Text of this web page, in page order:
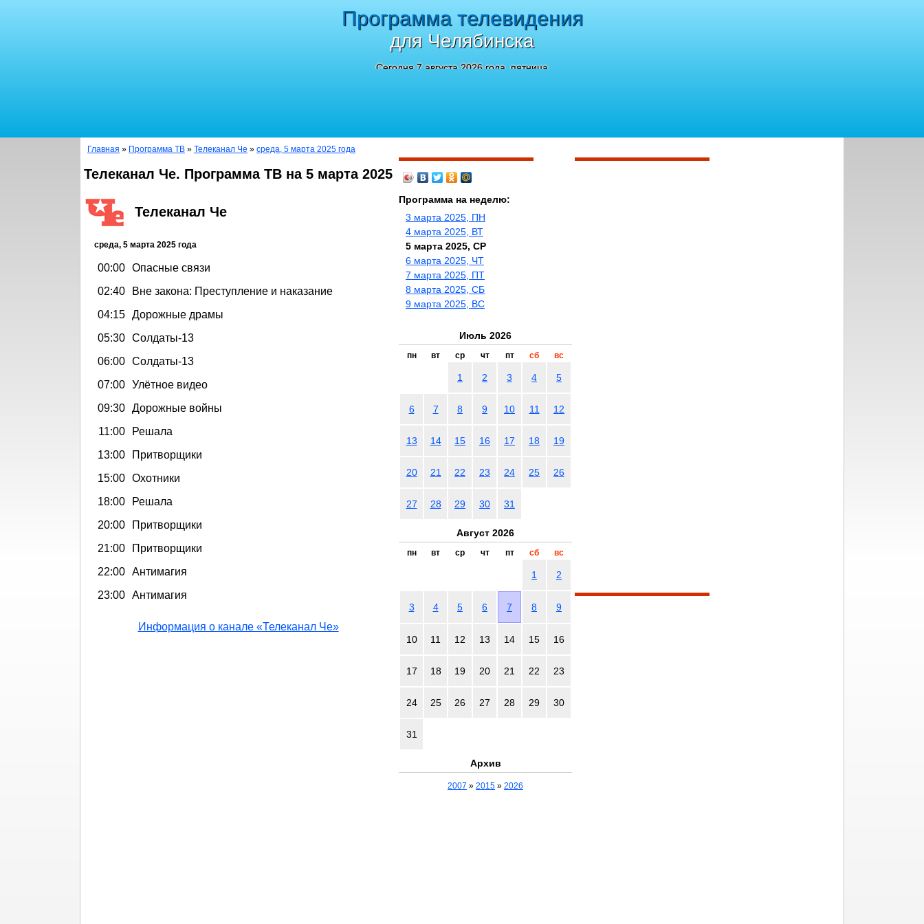
Программа телевидения
для Челябинска
Сегодня 7 августа 2026 года, пятница
Главная » Программа ТВ » Телеканал Че » среда, 5 марта 2025 года
Телеканал Че. Программа ТВ на 5 марта 2025
Телеканал Че
среда, 5 марта 2025 года
00:00 Опасные связи
02:40
Вне закона: Преступление и наказание
04:15 Дорожные драмы
05:30 Солдаты-13
06:00 Солдаты-13
07:00 Улётное видео
09:30 Дорожные войны
11:00
Решала
13:00
Притворщики
15:00 Охотники
18:00
Решала
20:00
Притворщики
21:00
Притворщики
22:00 Антимагия
23:00 Антимагия
Информация о канале «Телеканал Че»
Программа на неделю:
3 марта 2025, ПН
4 марта 2025, ВТ
5 марта 2025, СР
6 марта 2025, ЧТ
7 марта 2025, ПТ
8 марта 2025, СБ
9 марта 2025, ВС
Июль 2026
пн вт ср чт пт сб вс
1 2 3 4 5
6 7 8 9 10 11 12
13 14 15 16 17 18 19
20 21 22 23 24 25 26
27 28 29 30 31
Август 2026
пн вт ср чт пт сб вс
1 2
3 4 5 6 7 8 9
10 11 12 13 14 15 16
17 18 19 20 21 22 23
24 25 26 27 28 29 30
31
Архив
2007 » 2015 » 2026